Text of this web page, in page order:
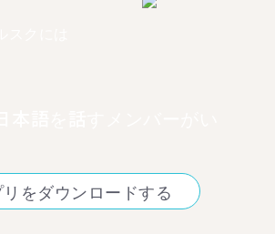
をダウンロードする